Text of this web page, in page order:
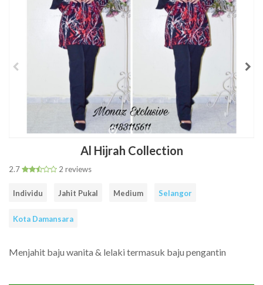
Instagram
Al Hijrah Collection
2.7 2 reviews
Individu Jahit Pukal Medium Selangor
Kota Damansara
Menjahit baju wanita & lelaki termasuk baju pengantin